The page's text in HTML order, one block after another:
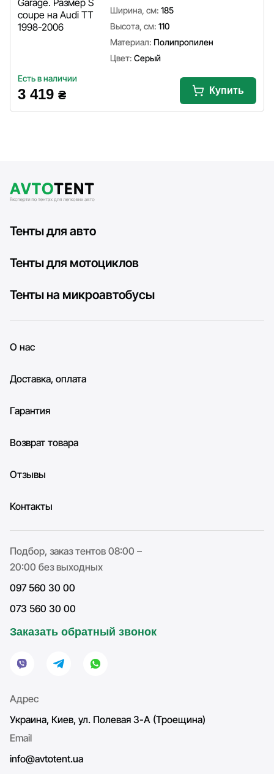
Ширина, см: 185
Высота, см: 110
Материал: Полипропилен
Цвет: Серый
Есть в наличии
3 419 ₴ Купить
Тенты для авто
Тенты для мотоциклов
Тенты на микроавтобусы
О нас
Доставка, оплата
Гарантия
Возврат товара
Отзывы
Контакты
Подбор, заказ тентов 08:00 –
20:00 без выходных
097 560 30 00
073 560 30 00
Заказать обратный звонок
Адрес
Украина, Киев, ул. Полевая 3-А (Троещина)
Email
info@avtotent.ua